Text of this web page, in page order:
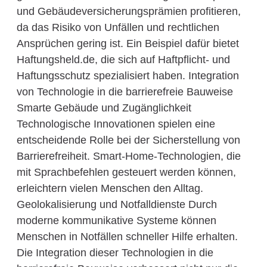
und Gebäudeversicherungsprämien profitieren,
da das Risiko von Unfällen und rechtlichen
Ansprüchen gering ist. Ein Beispiel dafür bietet
Haftungsheld.de, die sich auf Haftpflicht- und
Haftungsschutz spezialisiert haben. Integration
von Technologie in die barrierefreie Bauweise
Smarte Gebäude und Zugänglichkeit
Technologische Innovationen spielen eine
entscheidende Rolle bei der Sicherstellung von
Barrierefreiheit. Smart-Home-Technologien, die
mit Sprachbefehlen gesteuert werden können,
erleichtern vielen Menschen den Alltag.
Geolokalisierung und Notfalldienste Durch
moderne kommunikative Systeme können
Menschen in Notfällen schneller Hilfe erhalten.
Die Integration dieser Technologien in die